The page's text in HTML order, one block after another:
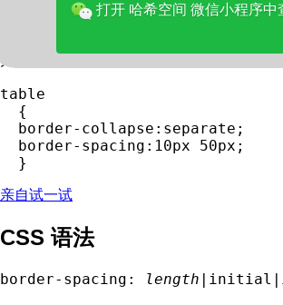
为表格设置 border-spacing：
table
  {
  border-collapse:separate;
  border-spacing:10px 50px;
亲自试一试
CSS 语法
border-spacing: length
打开 哈希空间 微信小程序中